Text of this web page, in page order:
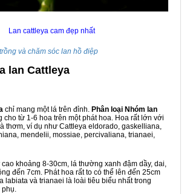
Lan cattleya cam đẹp nhất
và chăm sóc lan hồ điệp
lan Cattleya
chỉ mang một lá trên đỉnh. Phân loại Nhóm lan
cho từ 1-6 hoa trên một phát hoa. Hoa rất lớn với
thơm, ví dụ như Cattleya eldorado, gaskelliana,
mendelii, mossiae, percivaliana, trianaei,
khoảng 8-30cm, lá thường xanh đậm dầy, dai,
đến 7cm. Phát hoa rất to có thể lên đến 25cm
labiata và trianaei là loài tiêu biểu nhất trong
phụ.